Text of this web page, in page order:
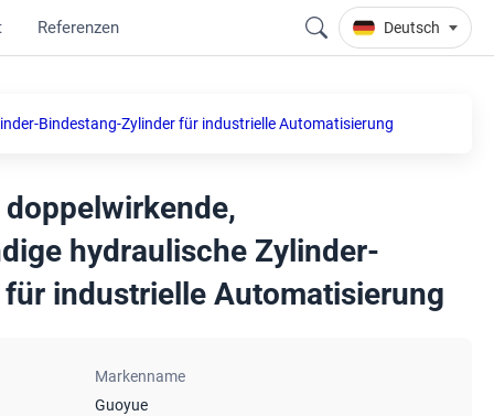
Referenzen Deutsch
Bindestang-Zylinder für industrielle Automatisierung
hydraulische Zylinder-
industrielle Automatisierung
Markenname
Guoyue